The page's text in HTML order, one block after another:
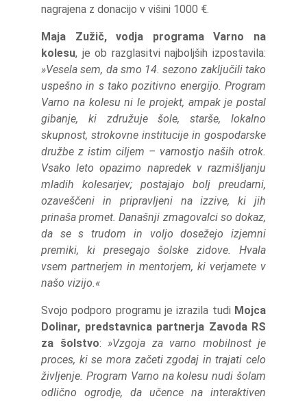
nagrajena z donacijo v višini 1000 €.
Maja Zužič, vodja programa Varno na
kolesu, je ob razglasitvi najboljših izpostavila:
»Vesela sem, da smo 14. sezono zaključili tako
uspešno in s tako pozitivno energijo. Program
Varno na kolesu ni le projekt, ampak je postal
gibanje, ki združuje šole, starše, lokalno
skupnost, strokovne institucije in gospodarske
družbe z istim ciljem – varnostjo naših otrok.
Vsako leto opazimo napredek v razmišljanju
mladih kolesarjev; postajajo bolj preudarni,
ozaveščeni in pripravljeni na izzive, ki jih
prinaša promet. Današnji zmagovalci so dokaz,
da se s trudom in voljo dosežejo izjemni
premiki, ki presegajo šolske zidove. Hvala
vsem partnerjem in mentorjem, ki verjamete v
našo vizijo.«
Svojo podporo programu je izrazila tudi Mojca
Dolinar, predstavnica partnerja Zavoda RS
za šolstvo: »Vzgoja za varno mobilnost je
proces, ki se mora začeti zgodaj in trajati celo
življenje. Program Varno na kolesu nudi šolam
odlično ogrodje, da učence na interaktiven